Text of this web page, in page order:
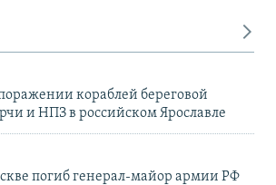
кораблей береговой
и НПЗ в российском Ярославле
погиб генерал-майор армии РФ